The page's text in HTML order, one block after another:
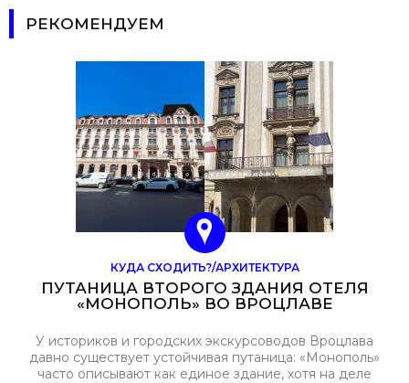
РЕКОМЕНДУЕМ
КУДА СХОДИТЬ?/АРХИТЕКТУРА
ПУТАНИЦА ВТОРОГО ЗДАНИЯ ОТЕЛЯ
«МОНОПОЛЬ» ВО ВРОЦЛАВЕ
У историков и городских экскурсоводов Вроцлава
давно существует устойчивая путаница: «Монополь»
часто описывают как единое здание, хотя на деле